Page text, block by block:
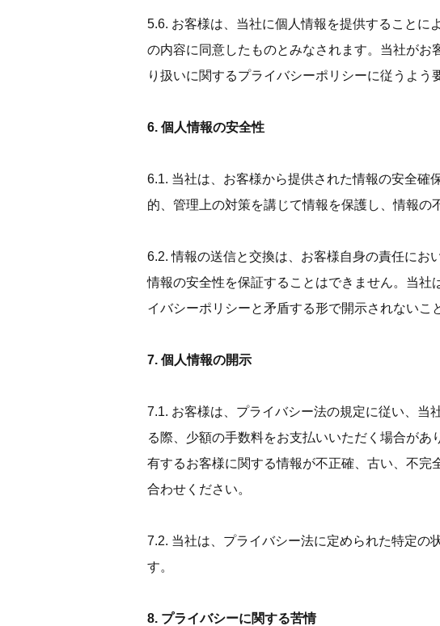
5.6. お客様は、当社に個人情報を提供することに
の内容に同意したものとみなされます。当社が
り扱いに関するプライバシーポリシーに従うよう
6. 個人情報の安全性
6.1. 当社は、お客様から提供された情報の安全確
的、管理上の対策を講じて情報を保護し、情報の
6.2. 情報の送信と交換は、お客様自身の責任にお
情報の安全性を保証することはできません。当
イバシーポリシーと矛盾する形で開示されないこ
7. 個人情報の開示
7.1. お客様は、プライバシー法の規定に従い、当
る際、少額の手数料をお支払いいただく場合が
有するお客様に関する情報が不正確、古い、不完
合わせください。
7.2. 当社は、プライバシー法に定められた特定の
す。
8. プライバシーに関する苦情